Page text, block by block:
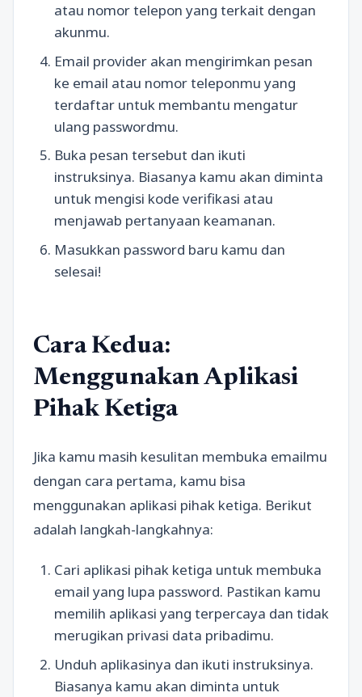
atau nomor telepon yang terkait dengan
akunmu.
Email provider akan mengirimkan pesan
ke email atau nomor teleponmu yang
terdaftar untuk membantu mengatur
ulang passwordmu.
Buka pesan tersebut dan ikuti
instruksinya. Biasanya kamu akan diminta
untuk mengisi kode verifikasi atau
menjawab pertanyaan keamanan.
Masukkan password baru kamu dan
selesai!
Cara Kedua:
Menggunakan Aplikasi
Pihak Ketiga
Jika kamu masih kesulitan membuka emailmu
dengan cara pertama, kamu bisa
menggunakan aplikasi pihak ketiga. Berikut
adalah langkah-langkahnya:
Cari aplikasi pihak ketiga untuk membuka
email yang lupa password. Pastikan kamu
memilih aplikasi yang terpercaya dan tidak
merugikan privasi data pribadimu.
Unduh aplikasinya dan ikuti instruksinya.
Biasanya kamu akan diminta untuk